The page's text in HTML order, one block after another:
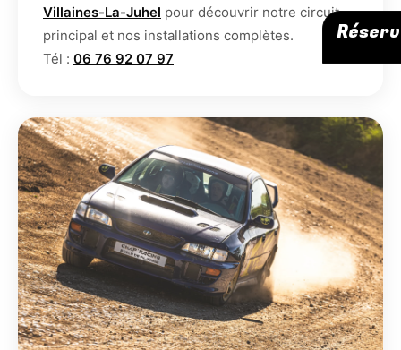
Villaines-La-Juhel pour découvrir notre circuit
principal et nos installations complètes.
Tél : 06 76 92 07 97